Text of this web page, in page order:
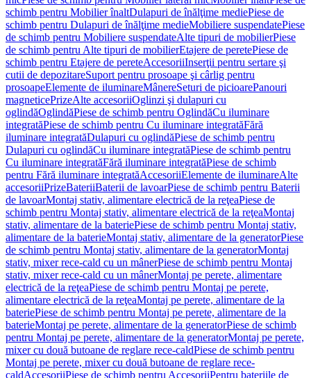
schimb pentru Mobilier înaltDulapuri de înălţime mediePiese de
schimb pentru Dulapuri de înălţime medieMobiliere suspendatePiese
de schimb pentru Mobiliere suspendateAlte tipuri de mobilierPiese
de schimb pentru Alte tipuri de mobilierEtajere de peretePiese de
schimb pentru Etajere de pereteAccesoriiInserţii pentru sertare şi
cutii de depozitareSuport pentru prosoape şi cârlig pentru
prosoapeElemente de iluminareMânereSeturi de picioarePanouri
magneticePrizeAlte accesoriiOglinzi şi dulapuri cu
oglindăOglindăPiese de schimb pentru OglindăCu iluminare
integratăPiese de schimb pentru Cu iluminare integratăFără
iluminare integratăDulapuri cu oglindăPiese de schimb pentru
Dulapuri cu oglindăCu iluminare integratăPiese de schimb pentru
Cu iluminare integratăFără iluminare integratăPiese de schimb
pentru Fără iluminare integratăAccesoriiElemente de iluminareAlte
accesoriiPrizeBateriiBaterii de lavoarPiese de schimb pentru Baterii
de lavoarMontaj stativ, alimentare electrică de la reţeaPiese de
schimb pentru Montaj stativ, alimentare electrică de la reţeaMontaj
stativ, alimentare de la bateriePiese de schimb pentru Montaj stativ,
alimentare de la baterieMontaj stativ, alimentare de la generatorPiese
de schimb pentru Montaj stativ, alimentare de la generatorMontaj
stativ, mixer rece-cald cu un mânerPiese de schimb pentru Montaj
stativ, mixer rece-cald cu un mânerMontaj pe perete, alimentare
electrică de la reţeaPiese de schimb pentru Montaj pe perete,
alimentare electrică de la reţeaMontaj pe perete, alimentare de la
bateriePiese de schimb pentru Montaj pe perete, alimentare de la
baterieMontaj pe perete, alimentare de la generatorPiese de schimb
pentru Montaj pe perete, alimentare de la generatorMontaj pe perete,
mixer cu două butoane de reglare rece-caldPiese de schimb pentru
Montaj pe perete, mixer cu două butoane de reglare rece-
caldAccesoriiPiese de schimb pentru AccesoriiPentru bateriile de